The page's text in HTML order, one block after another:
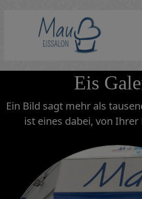
Eis
Ein Bild sagt mehr als
ist eines dabei, von